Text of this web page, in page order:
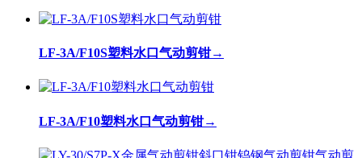
LF-3A/F10S塑料水口气动剪钳→
LF-3A/F10塑料水口气动剪钳→